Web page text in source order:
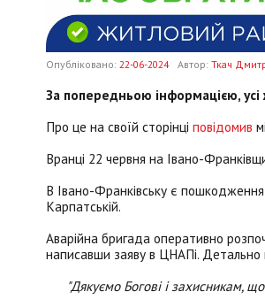
Опубліковано: 22-06-2024 Автор: Ткач
За попередньою інформацією, усі
Про це на своїй сторінці повідомив
Вранці 22 червня на Івано-
В Івано-Франківську є
Карпатській.
Аварійна бригада оперативно
написавши заяву в ЦНАПі. Детально
"Дякуємо Богові і захисникам,